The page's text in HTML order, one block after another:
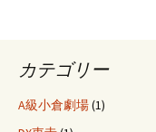
ナカテゴリー
A級小倉劇場(1)